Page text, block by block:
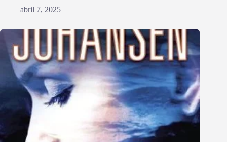
abril 7, 2025